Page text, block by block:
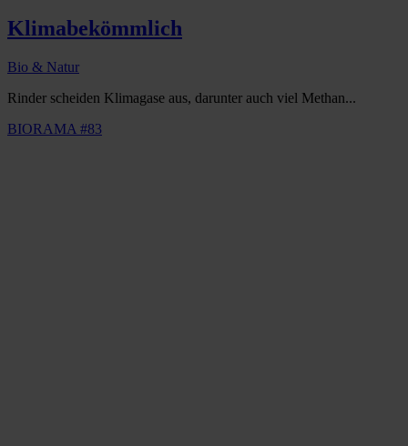
Klimabekömmlich
Bio & Natur
Rinder scheiden Klimagase aus, darunter auch viel Methan...
BIORAMA #83